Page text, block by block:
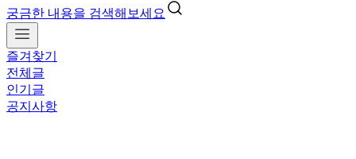
궁금한 내용을 검색해보세요
즐겨찾기
전체글
인기글
공지사항